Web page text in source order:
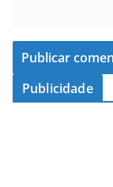
Publicidade